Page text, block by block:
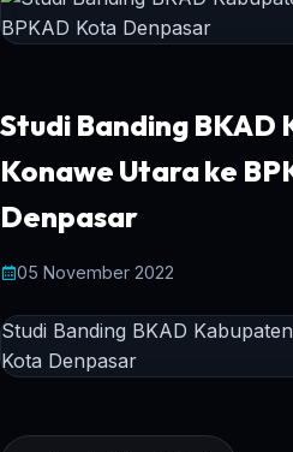
Studi Banding BKAD
Konawe Utara ke
Denpasar
05 November 2022
Studi Banding BKAD
Kota Denpasar